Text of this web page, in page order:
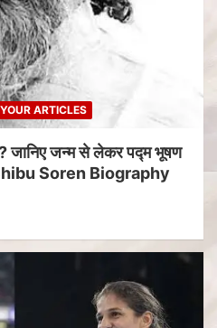
YOUR ARTICLES
जानिए जन्म से लेकर पद्म भूषण
Shibu Soren Biography